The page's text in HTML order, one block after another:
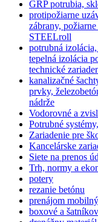
GRP potrubia,
protipožiarne
zábrany,
STEELroll
potrubná
tepelná izolácia
technické
kanalizačné
prvky,
nádrže
Vodorovné a
Potrubné
Zariadenie pre
Kancelárske
Siete na prenos
Trh, normy a
potery
rezanie betónu
prenájom
boxové a